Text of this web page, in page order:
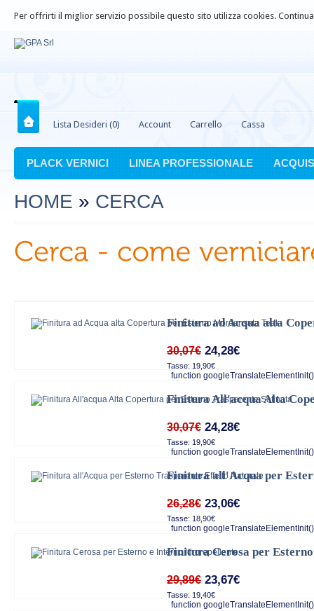
Per offrirti il miglior servizio possibile questo sito utilizza cookies.
Lista Desideri (0) Account Carrello Cassa
PLACK VERNICI LINEA PROFESSIONALE
HOME » CERCA
30,07€ 24,28€
Tasse: 19,90€
Finitura ad Acqua alta
function
30,07€ 24,28€
Tasse: 19,90€
Finitura All'acqua Alta
function
26,28€ 23,06€
Tasse: 18,90€
Finitura all'Acqua per
function
29,89€ 23,67€
Tasse: 19,40€
Finitura Cerosa per
function